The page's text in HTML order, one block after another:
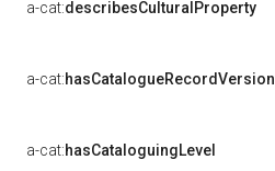
a-cat:describesCulturalProperty
a-cat:hasCatalogueRecordVersion
a-cat:hasCataloguingLevel